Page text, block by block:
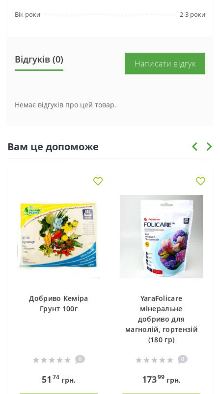
Вік роки 2-3 роки
Відгуків (0) Написати відгук
Немає відгуків про цей товар.
Вам це допоможе
Добриво Кеміра
Грунт 100г
0
51 74 грн.
YaraFolicare
мінеральне
добриво для
магнолій, гортензій
(180 гр)
0
17399 грн.